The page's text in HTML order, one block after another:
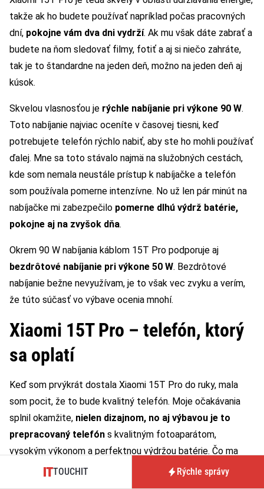
takže ak ho budete používať napríklad počas pracovných
dní, pokojne vám dva dni vydrží. Ak mu však dáte zabrať a
budete na ňom sledovať filmy, fotiť a aj si niečo zahráte,
tak je to štandardne na jeden deň, možno na jeden deň aj
kúsok.
Skvelou vlasnosťou je rýchle nabíjanie pri výkone 90 W.
Toto nabíjanie najviac oceníte v časovej tiesni, keď
potrebujete telefón rýchlo nabiť, aby ste ho mohli používať
ďalej. Mne sa toto stávalo najmä na služobných cestách,
kde som nemala neustále prístup k nabíjačke a telefón
som používala pomerne intenzívne. No už len pár minút na
nabíjačke mi zabezpečilo pomerne dlhú výdrž batérie,
pokojne aj na zvyšok dňa.
Okrem 90 W nabíjania káblom 15T Pro podporuje aj
bezdrôtové nabíjanie pri výkone 50 W. Bezdrôtové
nabíjanie bežne nevyužívam, je to však vec zvyku a verím,
že túto súčasť vo výbave ocenia mnohí.
Xiaomi 15T Pro – telefón, ktorý
sa oplatí
Keď som prvýkrát dostala Xiaomi 15T Pro do ruky, mala
som pocit, že to bude kvalitný telefón. Moje očakávania
splnil okamžite, nielen dizajnom, no aj výbavou je to
prepracovaný telefón s kvalitným fotoaparátom,
vysokým výkonom a perfektnou výdržou batérie. Čo ma
však zvyčajne odrádza pri sérii Xiaomi T, je cena. Keďže ide
TOUCHIT Rýchle správy